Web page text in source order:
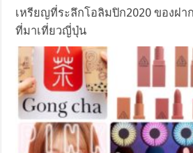
เหรียญที่ระลึกโอลิมปิก2020 ของฝ
ที่มาเที่ยวญี่ปุ่น